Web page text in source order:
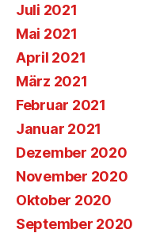
Juli 2021
Mai 2021
April 2021
März 2021
Februar 2021
Januar 2021
Dezember 2020
November 2020
Oktober 2020
September 2020